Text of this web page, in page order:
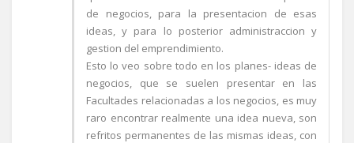
de negocios, para la presentacion de esas
ideas, y para lo posterior administraccion y
gestion del emprendimiento.
Esto lo veo sobre todo en los planes- ideas de
negocios, que se suelen presentar en las
Facultades relacionadas a los negocios, es muy
raro encontrar realmente una idea nueva, son
refritos permanentes de las mismas ideas, con